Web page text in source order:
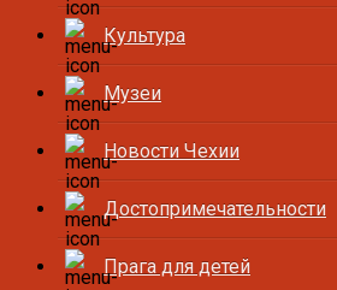
Культура
Музеи
Новости Чехии
Достопримечательности
Прага для детей